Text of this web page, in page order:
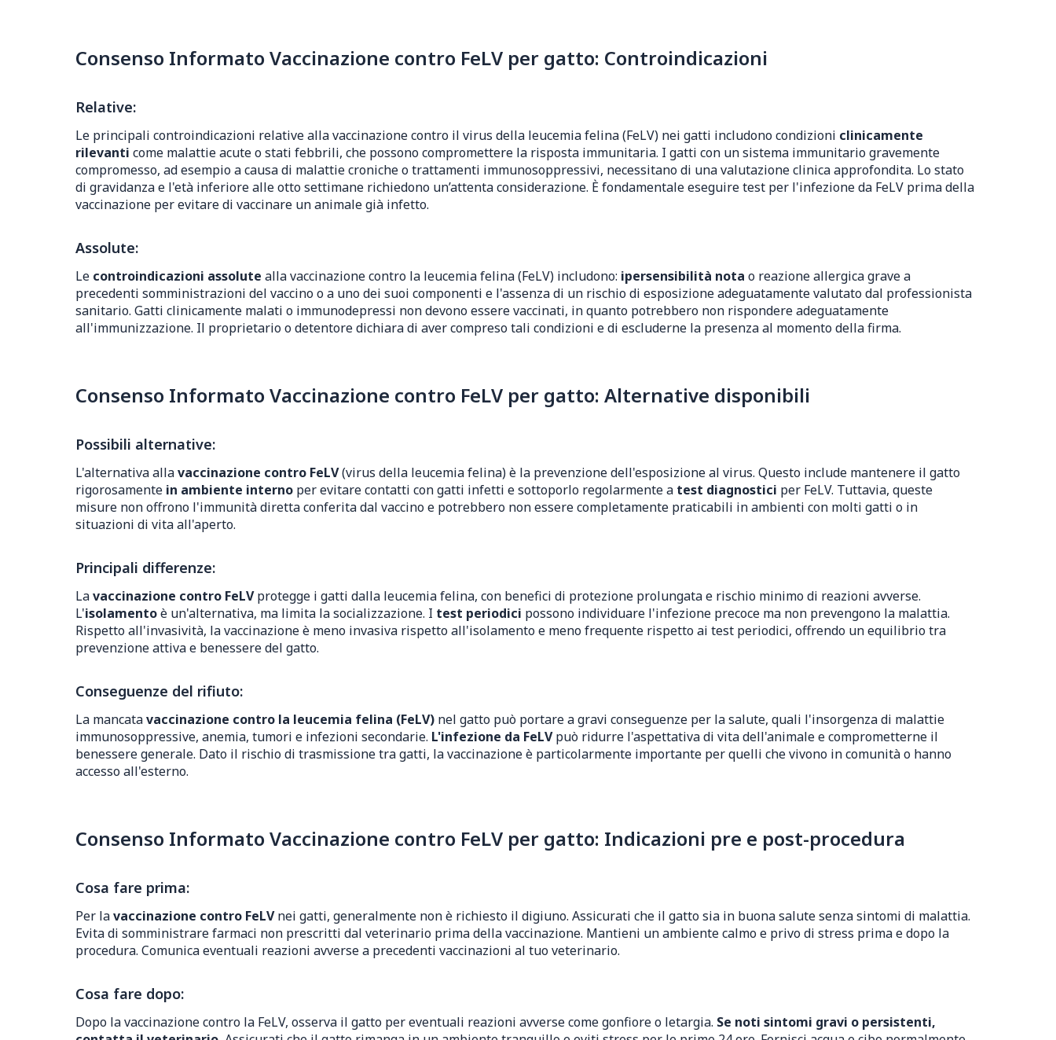
Consenso Informato Vaccinazione contro FeLV per gatto: Controindicazioni
Relative:
Le principali controindicazioni relative alla vaccinazione contro il virus della leucemia felina (FeLV) nei gatti includono condizioni clinicamente
rilevanti come malattie acute o stati febbrili, che possono compromettere la risposta immunitaria. I gatti con un sistema immunitario gravemente
compromesso, ad esempio a causa di malattie croniche o trattamenti immunosoppressivi, necessitano di una valutazione clinica approfondita. Lo stato
di gravidanza e l'età inferiore alle otto settimane richiedono un’attenta considerazione. È fondamentale eseguire test per l'infezione da FeLV prima della
vaccinazione per evitare di vaccinare un animale già infetto.
Assolute:
Le controindicazioni assolute alla vaccinazione contro la leucemia felina (FeLV) includono: ipersensibilità nota o reazione allergica grave a
precedenti somministrazioni del vaccino o a uno dei suoi componenti e l'assenza di un rischio di esposizione adeguatamente valutato dal professionista
sanitario. Gatti clinicamente malati o immunodepressi non devono essere vaccinati, in quanto potrebbero non rispondere adeguatamente
all'immunizzazione. Il proprietario o detentore dichiara di aver compreso tali condizioni e di escluderne la presenza al momento della firma.
Consenso Informato Vaccinazione contro FeLV per gatto: Alternative disponibili
Possibili alternative:
L'alternativa allavaccinazione contro FeLV(virus della leucemia felina) è la prevenzione dell'esposizione al virus. Questo include mantenere il gatto
rigorosamente in ambiente interno per evitare contatti con gatti infetti e sottoporlo regolarmente a test diagnostici per FeLV. Tuttavia, queste
misure non offrono l'immunità diretta conferita dal vaccino e potrebbero non essere completamente praticabili in ambienti con molti gatti o in
situazioni di vita all'aperto.
Principali differenze:
Lavaccinazione contro FeLVprotegge i gatti dalla leucemia felina, con benefici di protezione prolungata e rischio minimo di reazioni avverse.
L'isolamentoè un'alternativa, ma limita la socializzazione. I test periodici possono individuare l'infezione precoce ma non prevengono la malattia.
Rispetto all'invasività, la vaccinazione è meno invasiva rispetto all'isolamento e meno frequente rispetto ai test periodici, offrendo un equilibrio tra
prevenzione attiva e benessere del gatto.
Conseguenze del rifiuto:
La mancatavaccinazione contro la leucemia felina (FeLV) nel gatto può portare a gravi conseguenze per la salute, quali l'insorgenza di malattie
immunosoppressive, anemia, tumori e infezioni secondarie. L'infezione da FeLVpuò ridurre l'aspettativa di vita dell'animale e comprometterne il
benessere generale. Dato il rischio di trasmissione tra gatti, la vaccinazione è particolarmente importante per quelli che vivono in comunità o hanno
accesso all'esterno.
Consenso Informato Vaccinazione contro FeLV per gatto: Indicazioni pre e post-procedura
Cosa fare prima:
Per lavaccinazione contro FeLVnei gatti, generalmente non è richiesto il digiuno. Assicurati che il gatto sia in buona salute senza sintomi di malattia.
Evita di somministrare farmaci non prescritti dal veterinario prima della vaccinazione. Mantieni un ambiente calmo e privo di stress prima e dopo la
procedura. Comunica eventuali reazioni avverse a precedenti vaccinazioni al tuo veterinario.
Cosa fare dopo:
Dopo la vaccinazione contro la FeLV, osserva il gatto per eventuali reazioni avverse come gonfiore o letargia. Se noti sintomi gravi o persistenti,